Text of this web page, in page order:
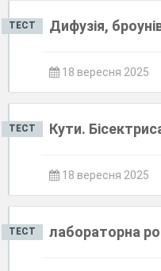
ТЕСТ Дифузія,
18 вересня 2025
ТЕСТ Кути.
18 вересня 2025
ТЕСТ лабораторна